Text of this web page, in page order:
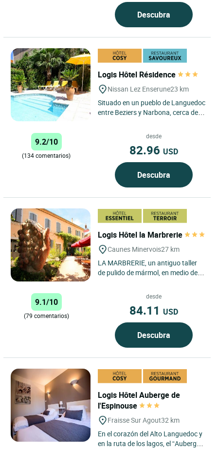
Descubra
Logis Hôtel Résidence
Nissan Lez Enserune23 km
Situado en un pueblo de Languedoc
entre Beziers y Narbona, cerca del
Ensérune, a 10km...
9.2/10
(134 comentarios)
desde
82.96 USD
Descubra
Logis Hôtel la Marbrerie
Caunes Minervois27 km
LA MARBRERIE, un antiguo taller
de pulido de mármol, en medio de la
descanso agradable...
9.1/10
(79 comentarios)
desde
84.11 USD
Descubra
Logis Hôtel Auberge de
l'Espinouse
Fraisse Sur Agout32 km
En el corazón del Alto Languedoc y
en la ruta de los lagos, el “Auberge